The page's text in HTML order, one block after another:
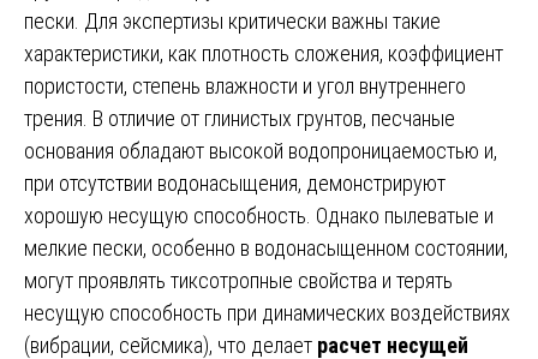
пески. Для экспертизы критически важны такие
характеристики, как плотность сложения, коэффициент
пористости, степень влажности и угол внутреннего
трения. В отличие от глинистых грунтов, песчаные
основания обладают высокой водопроницаемостью и,
при отсутствии водонасыщения, демонстрируют
хорошую несущую способность. Однако пылеватые и
мелкие пески, особенно в водонасыщенном состоянии,
могут проявлять тиксотропные свойства и терять
несущую способность при динамических воздействиях
(вибрации, сейсмика), что делает расчет несущей